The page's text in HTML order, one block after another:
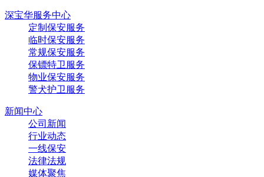
深宝华服务中心
定制保安服务
临时保安服务
常规保安服务
保镖特卫服务
物业保安服务
警犬护卫服务
新闻中心
公司新闻
行业动态
一线保安
法律法规
媒体聚焦